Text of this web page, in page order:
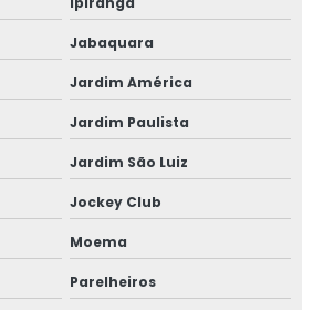
anti ruído
sobreposta
sobreposta de giro
multilaminado
vidro triplo
Jabaquara
Jardim América
Jardim Paulista
Jardim São Luiz
Jockey Club
Moema
Parelheiros